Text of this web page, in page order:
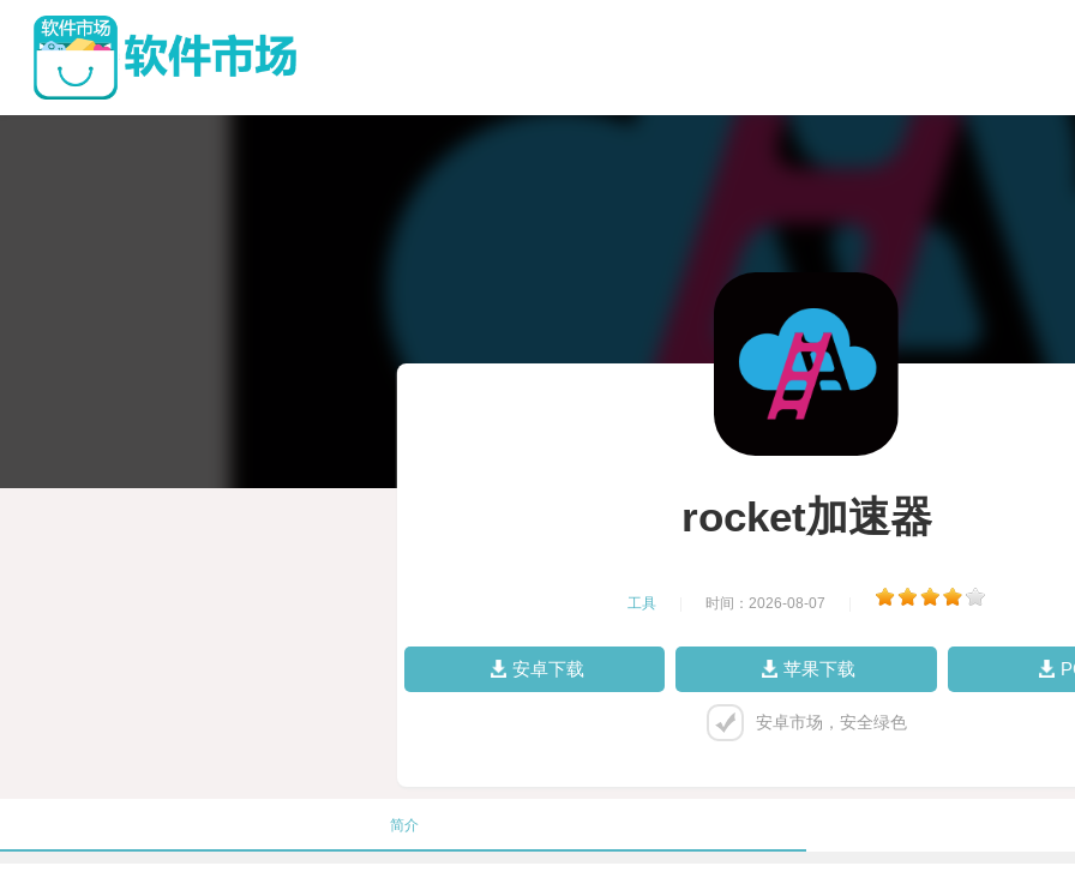
rocket加速器
工具 时间：2026-08-07
安卓下载 苹果下载
安卓市场，安全绿色
简介